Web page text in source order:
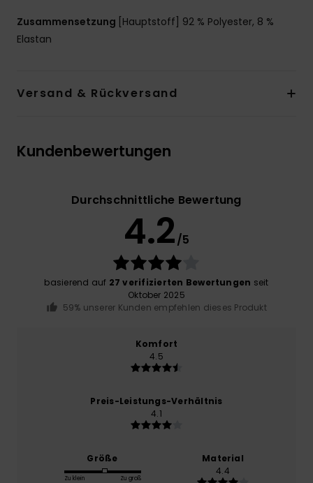
Zusammensetzung [Hauptstoff] 92 % Polyester, 8 %
Elastan
Versand & Rückversand
Kundenbewertungen
Durchschnittliche Bewertung
4.2/5
basierend auf 27 verifizierten Bewertungen seit
Oktober 2025
59% unserer Kunden empfehlen dieses Produkt
Komfort
4.5
Preis-Leistungs-Verhältnis
4.1
Größe
Zu klein Zu groß
Material
4.4